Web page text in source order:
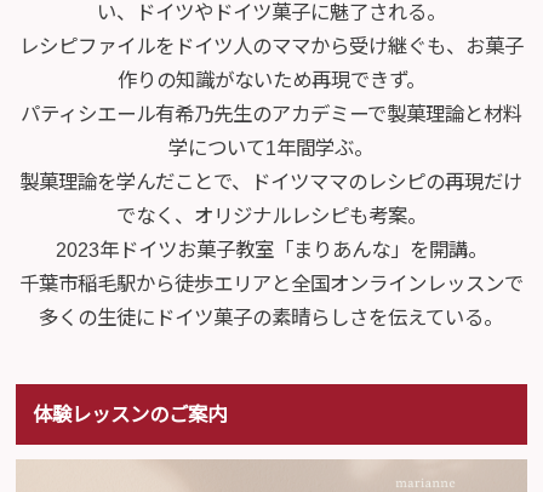
い、ドイツやドイツ菓子に魅了される。
レシピファイルをドイツ人のママから受け継ぐも、お菓子
作りの知識がないため再現できず。
パティシエール有希乃先生のアカデミーで製菓理論と材料
学について1年間学ぶ。
製菓理論を学んだことで、ドイツママのレシピの再現だけ
でなく、オリジナルレシピも考案。
2023年ドイツお菓子教室「まりあんな」を開講。
千葉市稲毛駅から徒歩エリアと全国オンラインレッスンで
多くの生徒にドイツ菓子の素晴らしさを伝えている。
体験レッスンのご案内